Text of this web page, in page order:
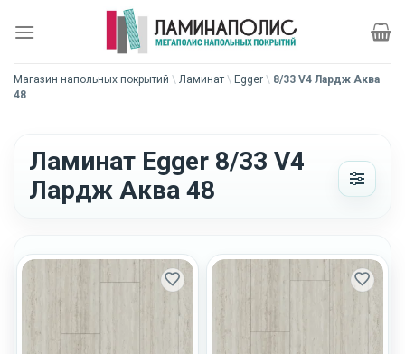
Магазин напольных покрытий \ Ламинат \ Egger \ 8/33 V4 Лардж Аква
48
Ламинат Egger 8/33 V4
Лардж Аква 48